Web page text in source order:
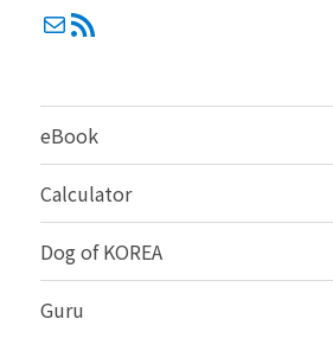
메일RSS
eBook
Calculator
Dog of KOREA
Guru